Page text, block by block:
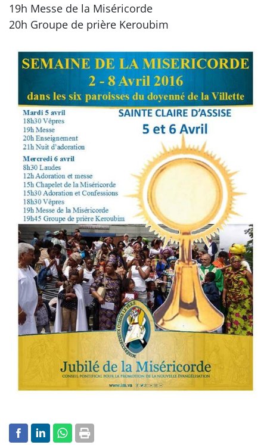
19h Messe de la Miséricorde
20h Groupe de prière Keroubim